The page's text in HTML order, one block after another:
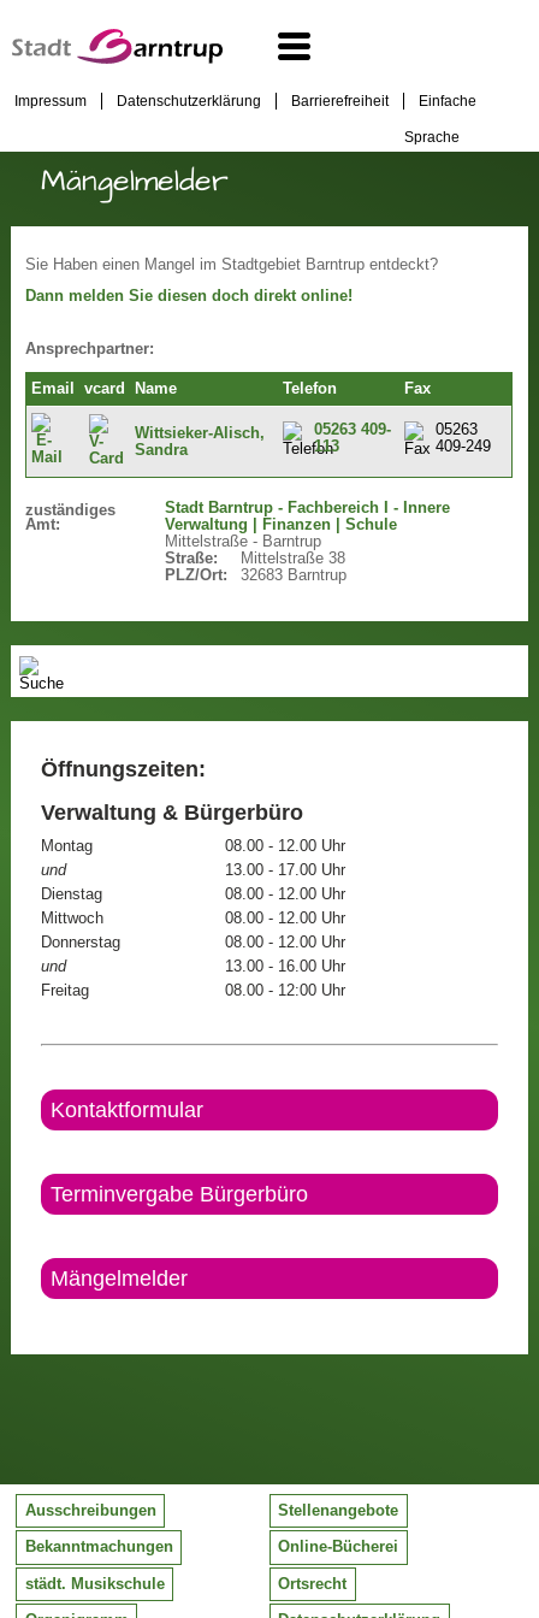
Impressum Datenschutzerklärung Barrierefreiheit Einfache
Sprache
Mängelmelder
Sie Haben einen Mangel im Stadtgebiet Barntrup entdeckt?
Dann melden Sie diesen doch direkt online!
Ansprechpartner:
Email vcard Name Telefon Fax
Wittsieker-Alisch,
Sandra
05263 409-
113
05263
409-249
zuständiges
Amt:
Stadt Barntrup - Fachbereich I - Innere
Verwaltung | Finanzen | Schule
Mittelstraße - Barntrup
Straße:
Mittelstraße 38
PLZ/Ort:
32683 Barntrup
Öffnungszeiten:
Verwaltung & Bürgerbüro
Montag
08.00 - 12.00 Uhr
und
13.00 - 17.00 Uhr
Dienstag
08.00 - 12.00 Uhr
Mittwoch
08.00 - 12.00 Uhr
Donnerstag
08.00 - 12.00 Uhr
und
13.00 - 16.00 Uhr
Freitag
08.00 - 12:00 Uhr
Kontaktformular
Terminvergabe Bürgerbüro
Mängelmelder
Ausschreibungen Stellenangebote
Bekanntmachungen Online-Bücherei
städt. Musikschule Ortsrecht